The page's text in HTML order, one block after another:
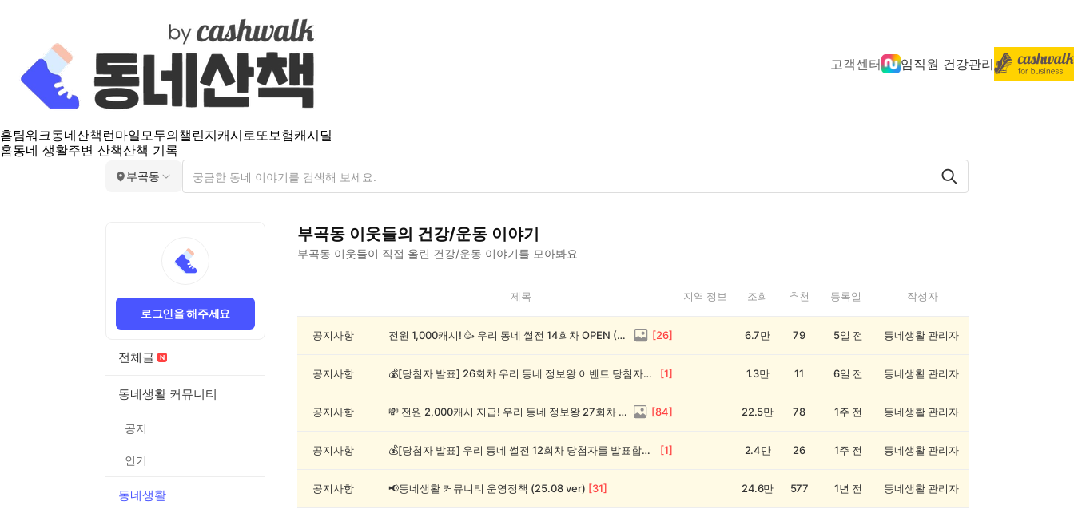
고객센터 임직원 건강관리
홈팀워크동네산책 런마일모두의챌린지캐시로또보험캐시딜
홈동네 생활주변 산책산책 기록
부곡동
로그인을 해주세요
전체글
동네생활 커뮤니티
공지
인기
동네생활
부곡동 이웃들의 건강/운동 이야기
부곡동 이웃들이 직접 올린 건강/운동 이야기를 모아봐요
동
제목 지역 정보 조회 추천 등록일 작성자
공지사항 전원 1,000캐시! 🥳 우리 동네 썰전 14회차 OPEN (~8/17) [26] 6.7만 79 5일 전 동네생활 관리자
공지사항 💰[당첨자 발표] 26회차 우리 동네 정보왕 이벤트 당첨자를 발표합니다! [1] 1.3만 11 6일 전 동네생활 관리자
공지사항 💸 전원 2,000캐시 지급! 우리 동네 정보왕 27회차 (~8/10) [84] 22.5만 78 1주 전 동네생활 관리자
공지사항 💰[당첨자 발표] 우리 동네 썰전 12회차 당첨자를 발표합니다! [1] 2.4만 26 1주 전 동네생활 관리자
공지사항 📢동네생활 커뮤니티 운영정책 (25.08 ver) [31] 24.6만 577 1년 전 동네생활 관리자